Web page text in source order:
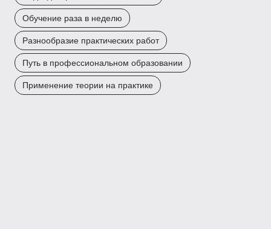
Обучение раза в неделю
Разнообразие практических работ
Путь в профессиональном образовании
Применение теории на практике